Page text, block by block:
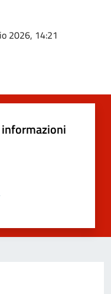
2026, 14:21
informazioni